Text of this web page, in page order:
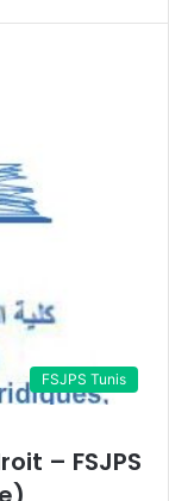
FSJPS Tunis
– FSJPS